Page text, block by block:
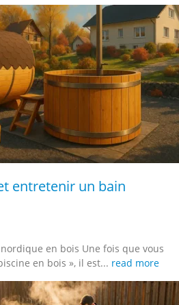
entretenir un bain
en bois Une fois que vous
en bois », il est... read more